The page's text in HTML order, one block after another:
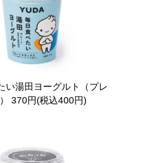
い湯田ヨーグルト（プレ
370円(税込400円)